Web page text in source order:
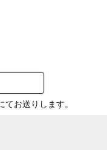
お送りします。